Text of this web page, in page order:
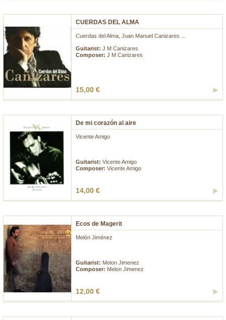
CUERDAS DEL ALMA
Cuerdas del Alma, Juan Manuel Canizares ...
Guitarist: J M Canizares
Composer: J M Canizares
15,00 €
De mi corazón al aire
Vicente Amigo
Guitarist: Vicente Amigo
Composer: Vicente Amigo
14,00 €
Ecos de Magerit
Melón Jiménez
Guitarist: Melon Jimenez
Composer: Melon Jimenez
12,00 €